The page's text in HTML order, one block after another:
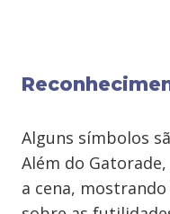
Alguns símbolos
Além do
a cena,